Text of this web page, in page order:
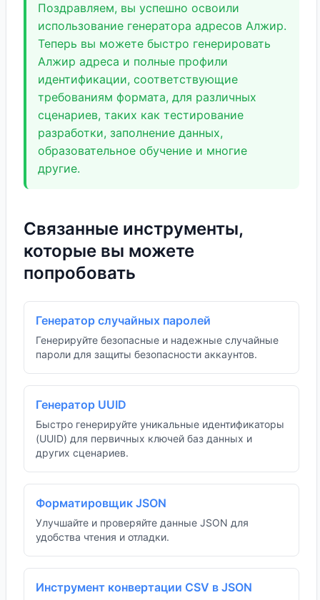
Поздравляем, вы успешно освоили
использование генератора адресов Алжир.
Теперь вы можете быстро генерировать
Алжир адреса и полные профили
идентификации, соответствующие
требованиям формата, для различных
сценариев, таких как тестирование
разработки, заполнение данных,
образовательное обучение и многие
другие.
Связанные инструменты,
которые вы можете
попробовать
Генератор случайных паролей
Генерируйте безопасные и надежные случайные
пароли для защиты безопасности аккаунтов.
Генератор UUID
Быстро генерируйте уникальные идентификаторы
(UUID) для первичных ключей баз данных и
других сценариев.
Форматировщик JSON
Улучшайте и проверяйте данные JSON для
удобства чтения и отладки.
Инструмент конвертации CSV в JSON